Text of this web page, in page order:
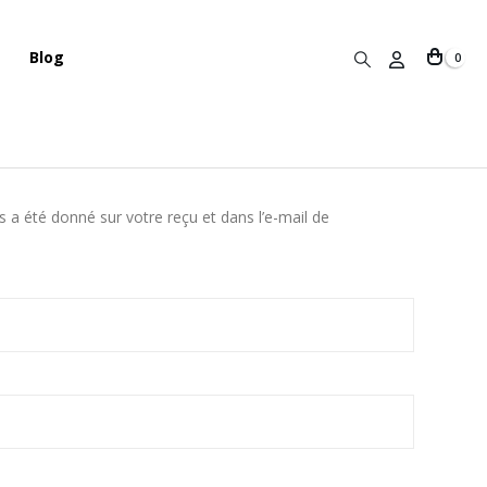
Blog 0
été donné sur votre reçu et dans l’e-mail de